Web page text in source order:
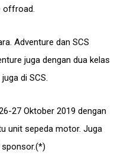
offroad.
Adventure dan SCS
juga dengan dua kelas
di SCS.
27 Oktober 2019 dengan
unit sepeda motor. Juga
sponsor.(*)